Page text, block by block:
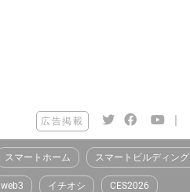
広告掲載 |
スマートホーム スマートビルディング
web3 イチオシ CES2026